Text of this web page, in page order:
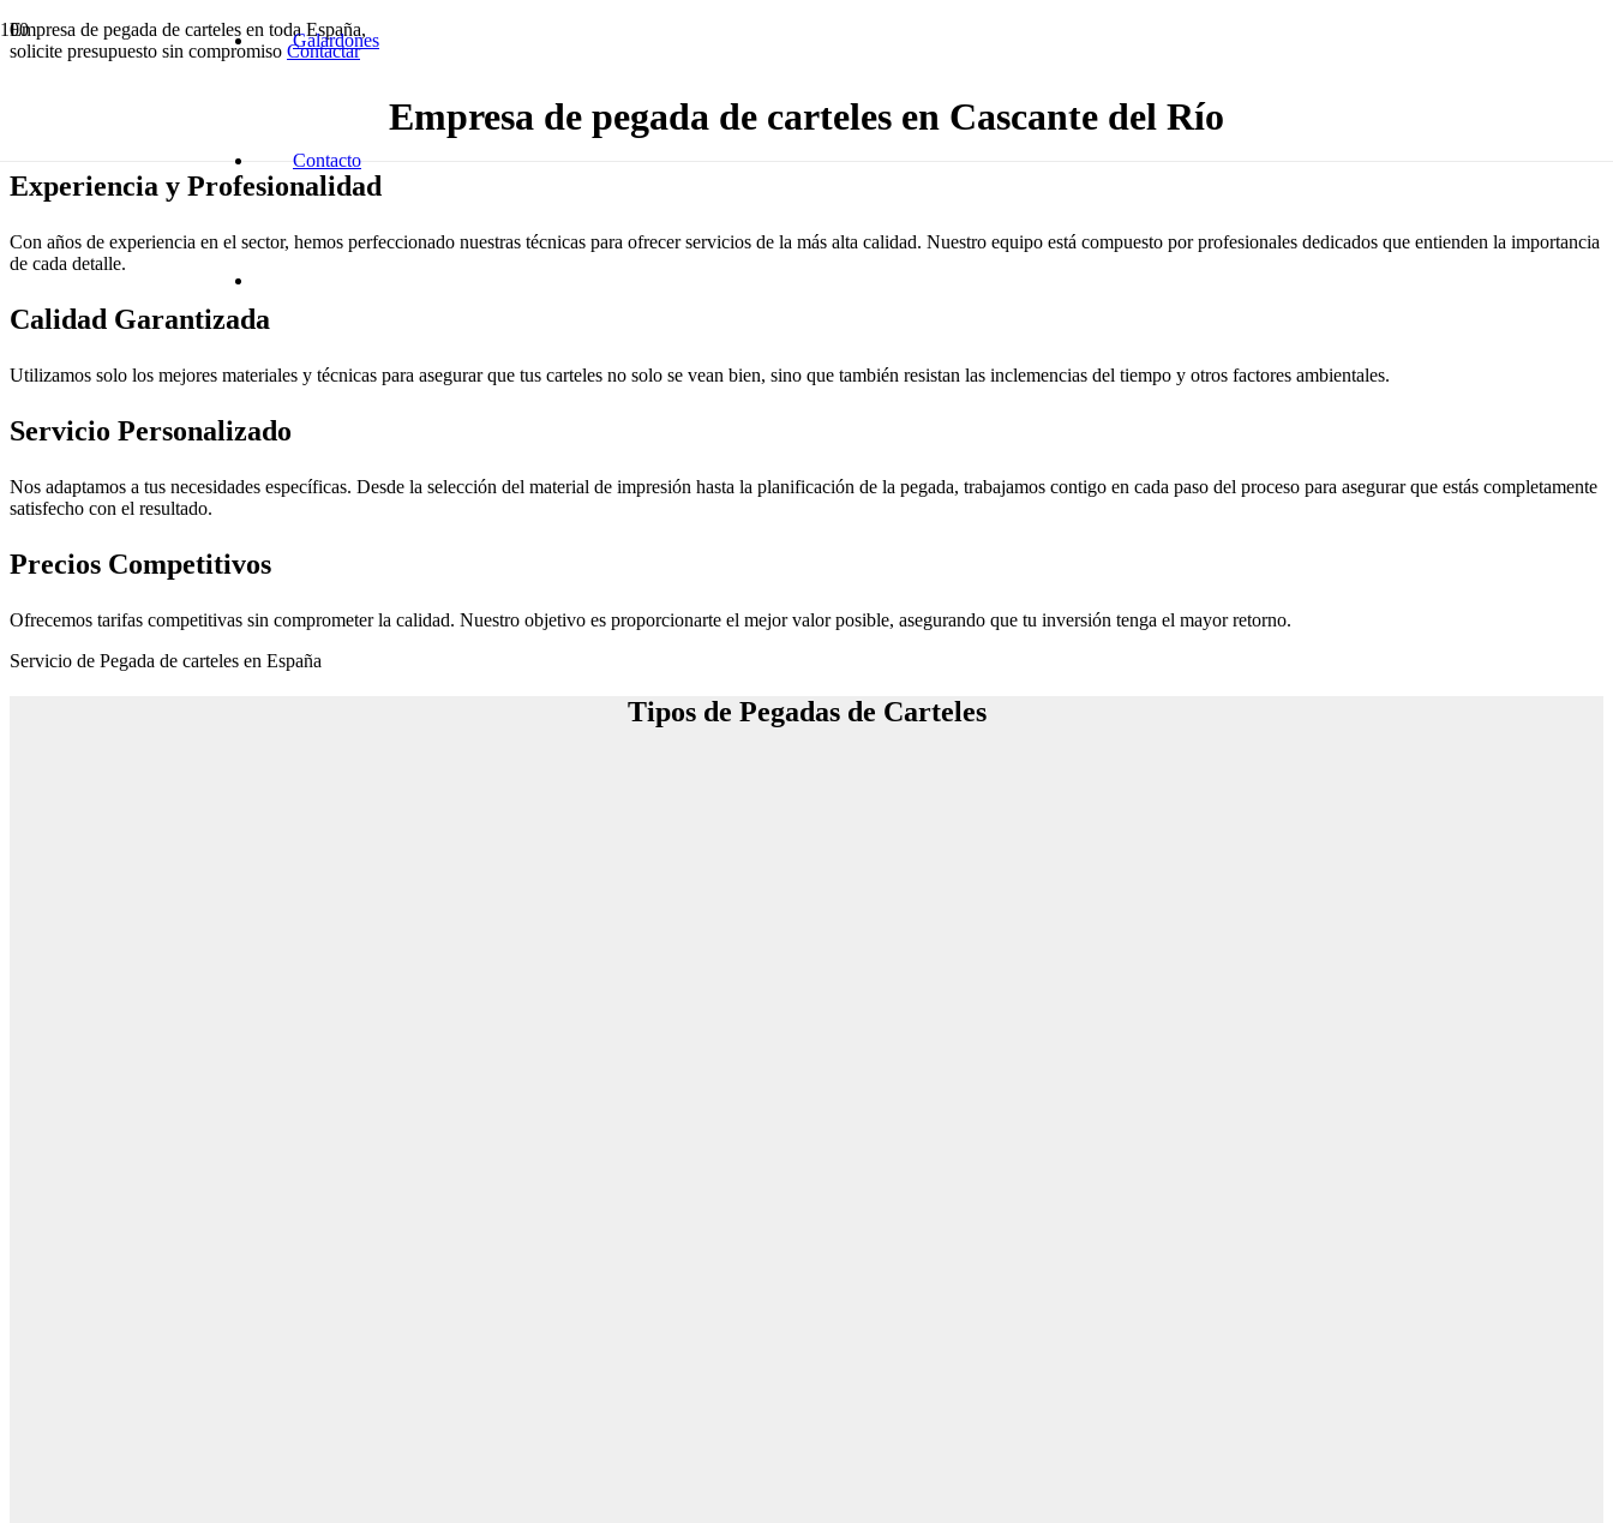
Galardones
Contacto
Empresa de pegada de carteles en toda España,
solicite presupuesto sin compromiso Contactar
Empresa de pegada de carteles en Cascante del Río
Experiencia y Profesionalidad
Con años de experiencia en el sector, hemos perfeccionado nuestras técnicas para ofrecer servicios de la más alta calidad. Nuestro equipo está compuesto por profesionales dedicados que entienden la importancia
de cada detalle.
Calidad Garantizada
Utilizamos solo los mejores materiales y técnicas para asegurar que tus carteles no solo se vean bien, sino que también resistan las inclemencias del tiempo y otros factores ambientales.
Servicio Personalizado
Nos adaptamos a tus necesidades específicas. Desde la selección del material de impresión hasta la planificación de la pegada, trabajamos contigo en cada paso del proceso para asegurar que estás completamente
satisfecho con el resultado.
Precios Competitivos
Ofrecemos tarifas competitivas sin comprometer la calidad. Nuestro objetivo es proporcionarte el mejor valor posible, asegurando que tu inversión tenga el mayor retorno.
Servicio de Pegada de carteles en España
Tipos de Pegadas de Carteles